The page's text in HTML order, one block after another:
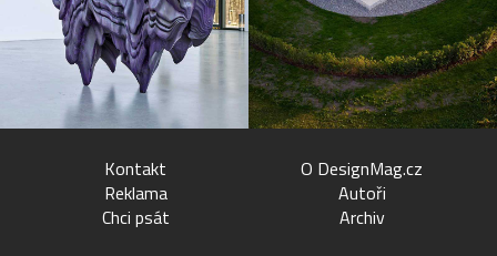
Kontakt
Reklama
Chci psát
O DesignMag.cz
Autoři
Archiv